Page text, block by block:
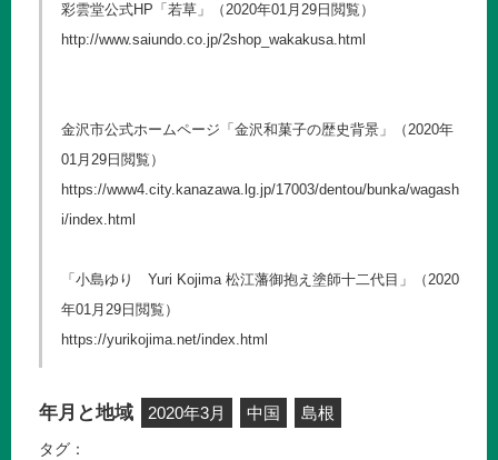
彩雲堂公式HP「若草」（2020年01月29日閲覧）
http://www.saiundo.co.jp/2shop_wakakusa.html
金沢市公式ホームページ「金沢和菓子の歴史背景」（2020年
01月29日閲覧）
https://www4.city.kanazawa.lg.jp/17003/dentou/bunka/wagash
i/index.html
「小島ゆり Yuri Kojima 松江藩御抱え塗師十二代目」（2020
年01月29日閲覧）
https://yurikojima.net/index.html
年月と地域 2020年3月 中国 島根
タグ：